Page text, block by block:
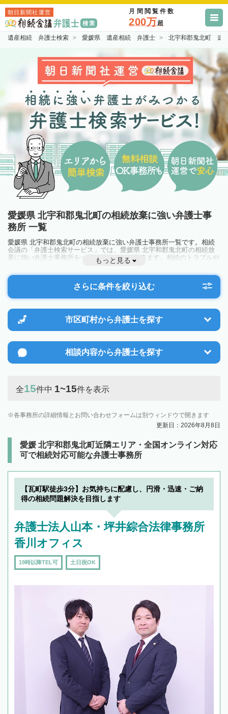
朝日新聞社運営 月間閲覧件数
200万超
遺産相続 弁護士検索 愛媛県 遺産相続 弁護士 北宇和郡鬼北町 遺
愛媛県 北宇和郡鬼北町の相続放棄に強い弁護士事
務所 一覧
愛媛県 北宇和郡鬼北町の相続放棄に強い弁護士事務所一覧です。相続
会議の「弁護士検索サービス」では、愛媛県 北宇和郡鬼北町の相続放
棄に強い弁護士事務所を一覧で見ることが出来ます。相続のトラブルや
お悩みを抱えている方は一度近隣の弁護士に相談してみましょう。
もっと見る
さらに条件を絞り込む
市区町村から弁護士を探す
相談内容から弁護士を探す
全15件中 1~15件を表示
各事務所の詳細情報とお問い合わせフォームは別ウィンドウで開きます
更新日：2026年8月8日
愛媛 北宇和郡鬼北町近隣エリア・全国オンライン対応
可で相続対応可能な弁護士事務所
【瓦町駅徒歩3分】お気持ちに配慮し、円滑・迅速・ご納
得の相続問題解決を目指します
弁護士法人山本・坪井綜合法律事務所
香川オフィス
19時以降TEL可 土日祝OK